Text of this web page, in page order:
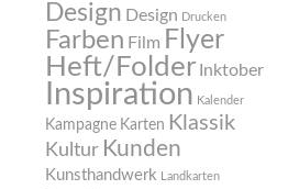
Design Design Drucken
Farben Film Flyer
Heft/Folder Inktober
Inspiration Kalender
Kampagne Karten Klassik
Kultur Kunden
Kunsthandwerk Landkarten